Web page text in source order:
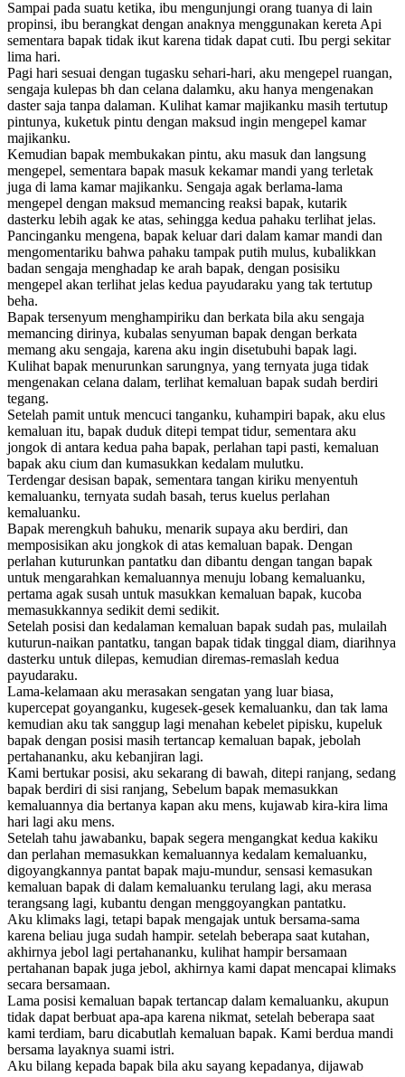
Sampai pada suatu ketika, ibu mengunjungi orang tuanya di lain
propinsi, ibu berangkat dengan anaknya menggunakan kereta Api
sementara bapak tidak ikut karena tidak dapat cuti. Ibu pergi sekitar
lima hari.
Pagi hari sesuai dengan tugasku sehari-hari, aku mengepel ruangan,
sengaja kulepas bh dan celana dalamku, aku hanya mengenakan
daster saja tanpa dalaman. Kulihat kamar majikanku masih tertutup
pintunya, kuketuk pintu dengan maksud ingin mengepel kamar
majikanku.
Kemudian bapak membukakan pintu, aku masuk dan langsung
mengepel, sementara bapak masuk kekamar mandi yang terletak
juga di lama kamar majikanku. Sengaja agak berlama-lama
mengepel dengan maksud memancing reaksi bapak, kutarik
dasterku lebih agak ke atas, sehingga kedua pahaku terlihat jelas.
Pancinganku mengena, bapak keluar dari dalam kamar mandi dan
mengomentariku bahwa pahaku tampak putih mulus, kubalikkan
badan sengaja menghadap ke arah bapak, dengan posisiku
mengepel akan terlihat jelas kedua payudaraku yang tak tertutup
beha.
Bapak tersenyum menghampiriku dan berkata bila aku sengaja
memancing dirinya, kubalas senyuman bapak dengan berkata
memang aku sengaja, karena aku ingin disetubuhi bapak lagi.
Kulihat bapak menurunkan sarungnya, yang ternyata juga tidak
mengenakan celana dalam, terlihat kemaluan bapak sudah berdiri
tegang.
Setelah pamit untuk mencuci tanganku, kuhampiri bapak, aku elus
kemaluan itu, bapak duduk ditepi tempat tidur, sementara aku
jongok di antara kedua paha bapak, perlahan tapi pasti, kemaluan
bapak aku cium dan kumasukkan kedalam mulutku.
Terdengar desisan bapak, sementara tangan kiriku menyentuh
kemaluanku, ternyata sudah basah, terus kuelus perlahan
kemaluanku.
Bapak merengkuh bahuku, menarik supaya aku berdiri, dan
memposisikan aku jongkok di atas kemaluan bapak. Dengan
perlahan kuturunkan pantatku dan dibantu dengan tangan bapak
untuk mengarahkan kemaluannya menuju lobang kemaluanku,
pertama agak susah untuk masukkan kemaluan bapak, kucoba
memasukkannya sedikit demi sedikit.
Setelah posisi dan kedalaman kemaluan bapak sudah pas, mulailah
kuturun-naikan pantatku, tangan bapak tidak tinggal diam, diarihnya
dasterku untuk dilepas, kemudian diremas-remaslah kedua
payudaraku.
Lama-kelamaan aku merasakan sengatan yang luar biasa,
kupercepat goyanganku, kugesek-gesek kemaluanku, dan tak lama
kemudian aku tak sanggup lagi menahan kebelet pipisku, kupeluk
bapak dengan posisi masih tertancap kemaluan bapak, jebolah
pertahananku, aku kebanjiran lagi.
Kami bertukar posisi, aku sekarang di bawah, ditepi ranjang, sedang
bapak berdiri di sisi ranjang, Sebelum bapak memasukkan
kemaluannya dia bertanya kapan aku mens, kujawab kira-kira lima
hari lagi aku mens.
Setelah tahu jawabanku, bapak segera mengangkat kedua kakiku
dan perlahan memasukkan kemaluannya kedalam kemaluanku,
digoyangkannya pantat bapak maju-mundur, sensasi kemasukan
kemaluan bapak di dalam kemaluanku terulang lagi, aku merasa
terangsang lagi, kubantu dengan menggoyangkan pantatku.
Aku klimaks lagi, tetapi bapak mengajak untuk bersama-sama
karena beliau juga sudah hampir. setelah beberapa saat kutahan,
akhirnya jebol lagi pertahananku, kulihat hampir bersamaan
pertahanan bapak juga jebol, akhirnya kami dapat mencapai klimaks
secara bersamaan.
Lama posisi kemaluan bapak tertancap dalam kemaluanku, akupun
tidak dapat berbuat apa-apa karena nikmat, setelah beberapa saat
kami terdiam, baru dicabutlah kemaluan bapak. Kami berdua mandi
bersama layaknya suami istri.
Aku bilang kepada bapak bila aku sayang kepadanya, dijawab